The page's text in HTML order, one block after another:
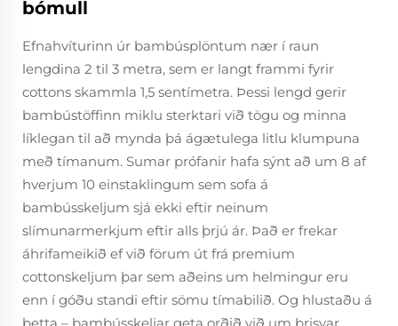
bómull
Efnahvíturinn úr bambúsplöntum nær í raun
lengdina 2 til 3 metra, sem er langt frammi fyrir
cottons skammla 1,5 sentímetra. Þessi lengd gerir
bambústöffinn miklu sterktari við tögu og minna
líklegan til að mynda þá ágætulega litlu klumpuna
með tímanum. Sumar prófanir hafa sýnt að um 8 af
hverjum 10 einstaklingum sem sofa á
bambússkeljum sjá ekki eftir neinum
slímunarmerkjum eftir alls þrjú ár. Það er frekar
áhrifameikið ef við förum út frá premium
cottonskeljum þar sem aðeins um helmingur eru
enn í góðu standi eftir sömu tímabilið. Og hlustaðu á